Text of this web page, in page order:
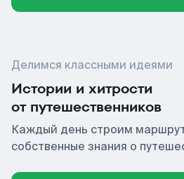
Делимся классными идеями
Истории и хитрости
от путешественников
Каждый день строим
собственные знания о